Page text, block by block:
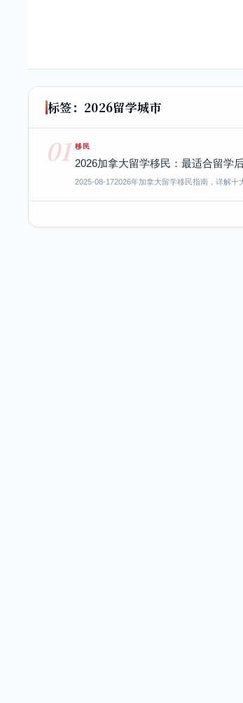
标签：2026留学城市
01 移民
2026加拿大留学移民：最适合留学
2025-08-172026年加拿大留学移民指南，详解十